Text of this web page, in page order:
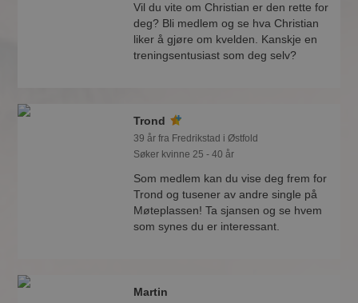
Vil du vite om Christian er den rette for
deg? Bli medlem og se hva Christian
liker å gjøre om kvelden. Kanskje en
treningsentusiast som deg selv?
Trond
39 år fra Fredrikstad i Østfold
Søker kvinne 25 - 40 år
Som medlem kan du vise deg frem for
Trond og tusener av andre single på
Møteplassen! Ta sjansen og se hvem
som synes du er interessant.
Martin